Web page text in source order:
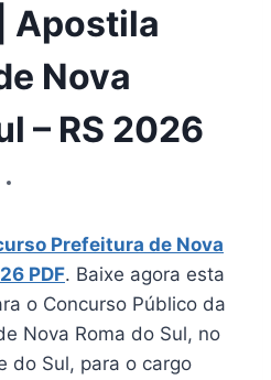
Apostila
Nova
– RS 2026
Prefeitura de Nova
PDF. Baixe agora esta
o Concurso Público da
Nova Roma do Sul, no
do Sul, para o cargo